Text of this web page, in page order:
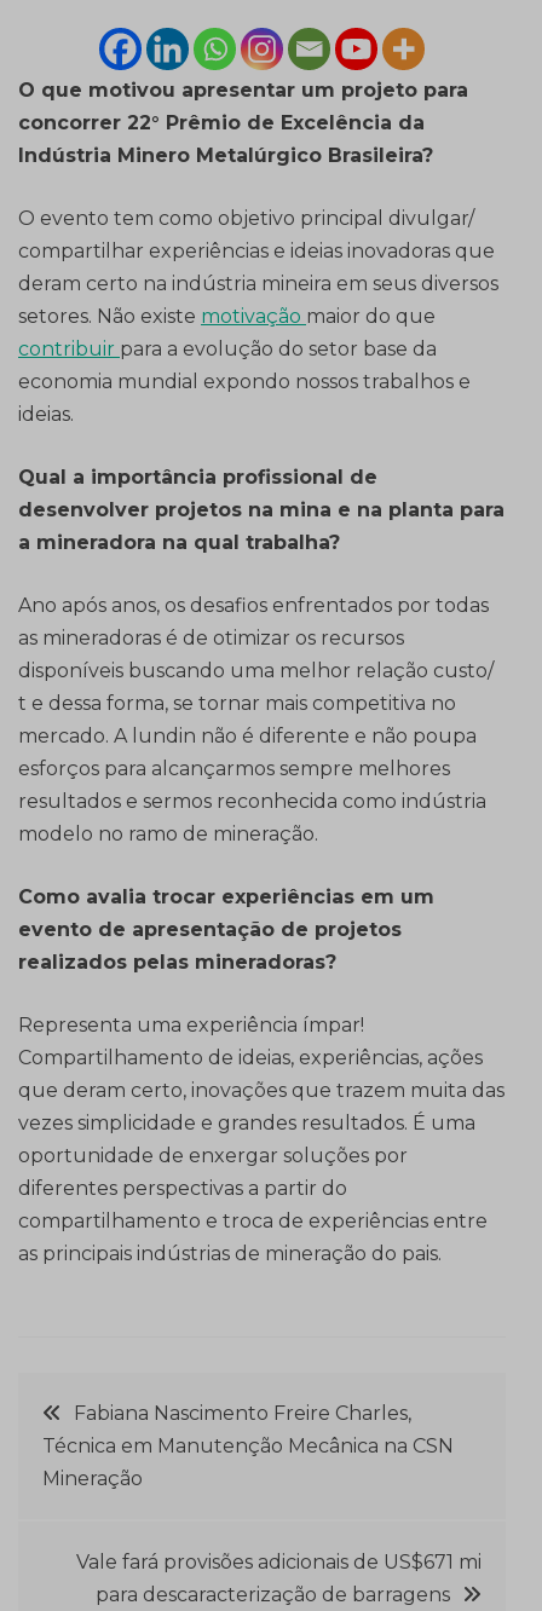
O que motivou apresentar um projeto para
concorrer 22° Prêmio de Excelência da
Indústria Minero Metalúrgico Brasileira?
O evento tem como objetivo principal divulgar/
compartilhar experiências e ideias inovadoras que
deram certo na indústria mineira em seus diversos
setores. Não existe motivação maior do que
contribuir para a evolução do setor base da
economia mundial expondo nossos trabalhos e
ideias.
Qual a importância profissional de
desenvolver projetos na mina e na planta para
a mineradora na qual trabalha?
Ano após anos, os desafios enfrentados por todas
as mineradoras é de otimizar os recursos
disponíveis buscando uma melhor relação custo/
t e dessa forma, se tornar mais competitiva no
mercado. A lundin não é diferente e não poupa
esforços para alcançarmos sempre melhores
resultados e sermos reconhecida como indústria
modelo no ramo de mineração.
Como avalia trocar experiências em um
evento de apresentação de projetos
realizados pelas mineradoras?
Representa uma experiência ímpar!
Compartilhamento de ideias, experiências, ações
que deram certo, inovações que trazem muita das
vezes simplicidade e grandes resultados. É uma
oportunidade de enxergar soluções por
diferentes perspectivas a partir do
compartilhamento e troca de experiências entre
as principais indústrias de mineração do pais.
Navegação
de
Fabiana Nascimento Freire Charles,
Técnica em Manutenção Mecânica na CSN
Mineração
Vale fará provisões adicionais de US$671 mi
para descaracterização de barragens